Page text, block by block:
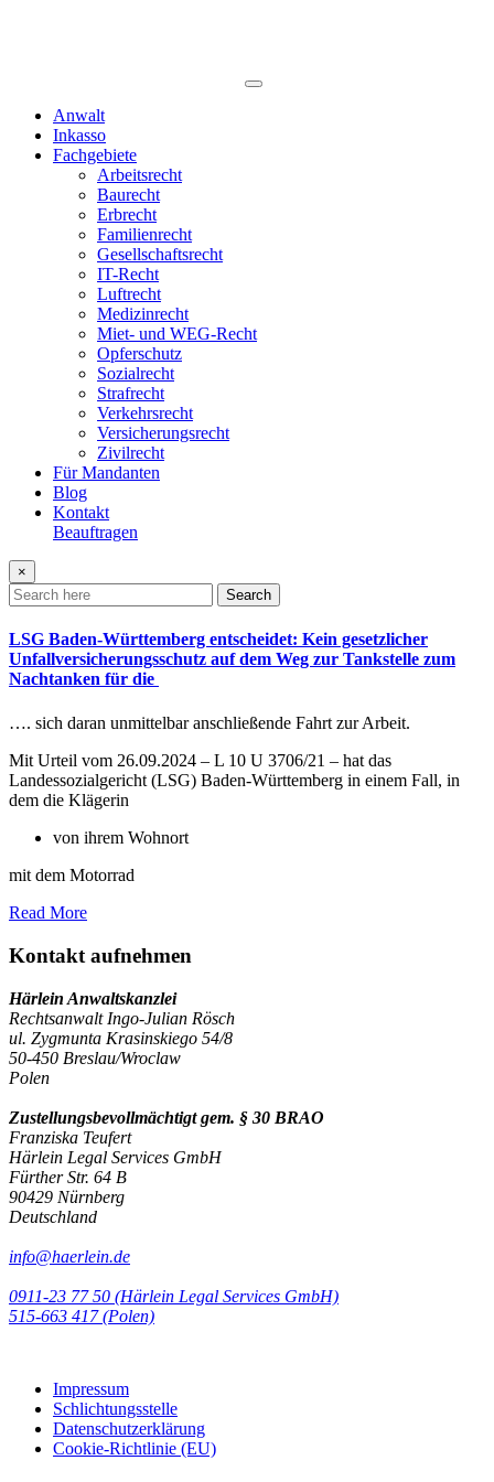
Anwalt
Inkasso
Fachgebiete
Arbeitsrecht
Baurecht
Erbrecht
Familienrecht
Gesellschaftsrecht
IT-Recht
Luftrecht
Medizinrecht
Miet- und WEG-Recht
Opferschutz
Sozialrecht
Strafrecht
Verkehrsrecht
Versicherungsrecht
Zivilrecht
Für Mandanten
Blog
Kontakt
Beauftragen
×
Search
LSG Baden-Württemberg entscheidet: Kein gesetzlicher
Unfallversicherungsschutz auf dem Weg zur Tankstelle zum
Nachtanken für die
…. sich daran unmittelbar anschließende Fahrt zur Arbeit.
Mit Urteil vom 26.09.2024 – L 10 U 3706/21 – hat das
Landessozialgericht (LSG) Baden-Württemberg in einem Fall, in
dem die Klägerin
von ihrem Wohnort
mit dem Motorrad
Read More
Kontakt aufnehmen
Härlein Anwaltskanzlei
Rechtsanwalt Ingo-Julian Rösch
ul. Zygmunta Krasinskiego 54/8
50-450 Breslau/Wroclaw
Polen
Zustellungsbevollmächtigt gem. § 30 BRAO
Franziska Teufert
Härlein Legal Services GmbH
Fürther Str. 64 B
90429 Nürnberg
Deutschland
info@haerlein.de
0911-23 77 50 (Härlein Legal Services GmbH)
‭515-663 417 (Polen)‬‬‬
Impressum
Schlichtungsstelle
Datenschutzerklärung
Cookie-Richtlinie (EU)